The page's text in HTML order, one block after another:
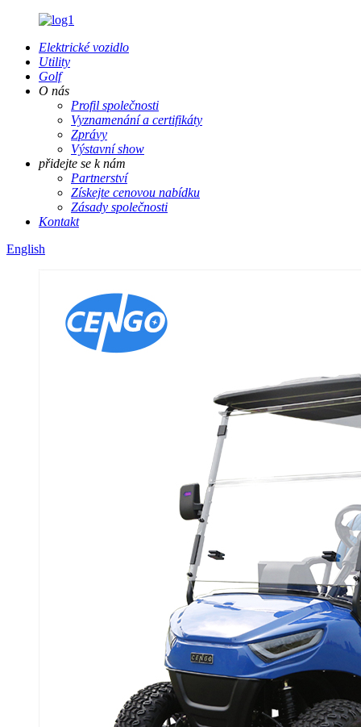
Elektrické vozidlo
Utility
Golf
O nás
Profil společnosti
Vyznamenání a certifikáty
Zprávy
Výstavní show
přidejte se k nám
Partnerství
Získejte cenovou nabídku
Zásady společnosti
Kontakt
English